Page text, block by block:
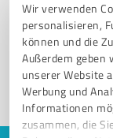
Wir verwenden
personalisieren,
können und die
Außerdem geben
unserer Website
Werbung und
Informationen
zusammen, die
Registrieren
Kunden